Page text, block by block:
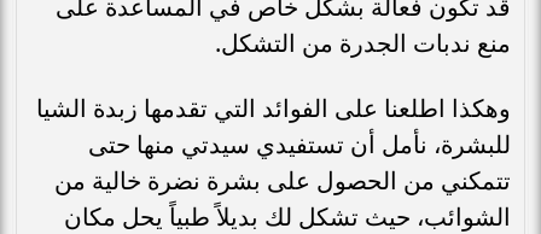
منع ندبات الجدرة من التشكل.
وهكذا اطلعنا على الفوائد التي تقدمها زبدة الشيا
للبشرة، نأمل أن تستفيدي سيدتي منها حتى
تتمكني من الحصول على بشرة نضرة خالية من
الشوائب، حيث تشكل لك بديلاً طبياً يحل مكان